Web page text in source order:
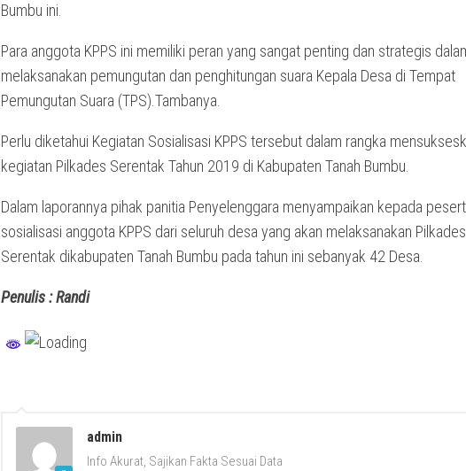
Bumbu ini.
Para anggota KPPS ini memiliki peran yang sangat penting dan strategis
melaksanakan pemungutan dan penghitungan suara Kepala Desa di Tempat
Pemungutan Suara (TPS).Tambanya.
Perlu diketahui Kegiatan Sosialisasi KPPS tersebut dalam rangka
kegiatan Pilkades Serentak Tahun 2019 di Kabupaten Tanah Bumbu.
Dalam laporannya pihak panitia Penyelenggara menyampaikan kepada
sosialisasi anggota KPPS dari seluruh desa yang akan melaksanakan Pilkades
Serentak dikabupaten Tanah Bumbu pada tahun ini sebanyak 42 Desa.
Penulis : Randi
admin
Info Akurat, Sajikan Fakta Sesuai Data